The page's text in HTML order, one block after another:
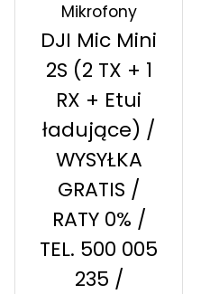
Mikrofony
DJI Mic Mini
2S (2 TX + 1
RX + Etui
ładujące) /
WYSYŁKA
GRATIS /
RATY 0% /
TEL. 500 005
235 /